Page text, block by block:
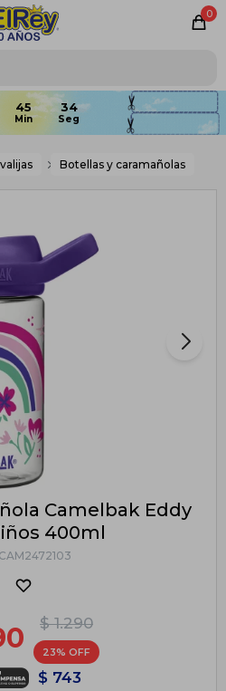
0
45 33
Botellas y caramañolas
Camelbak Eddy
400ml
CAM2472103
$ 1.290
23
$ 743